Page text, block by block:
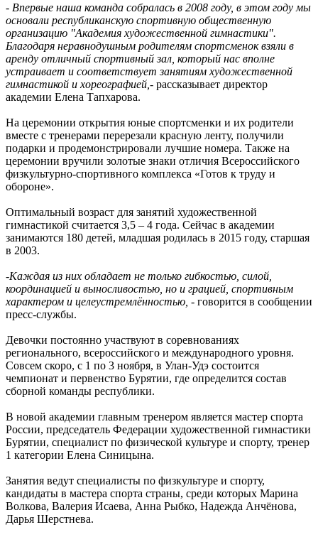
- Впервые наша команда собралась в 2008 году, в этом году мы
основали республиканскую спортивную общественную
организацию "Академия художественной гимнастики".
Благодаря неравнодушным родителям спортсменок взяли в
аренду отличный спортивный зал, который нас вполне
устраивает и соответствует занятиям художественной
гимнастикой и хореографией,- рассказывает директор
академии Елена Тапхарова.
На церемонии открытия юные спортсменки и их родители
вместе с тренерами перерезали красную ленту, получили
подарки и продемонстрировали лучшие номера. Также на
церемонии вручили золотые знаки отличия Всероссийского
физкультурно-спортивного комплекса «Готов к труду и
обороне».
Оптимальный возраст для занятий художественной
гимнастикой считается 3,5 – 4 года. Сейчас в академии
занимаются 180 детей, младшая родилась в 2015 году, старшая
в 2003.
-Каждая из них обладает не только гибкостью, силой,
координацией и выносливостью, но и грацией, спортивным
характером и целеустремлённостью, - говорится в сообщении
пресс-службы.
Девочки постоянно участвуют в соревнованиях
регионального, всероссийского и международного уровня.
Совсем скоро, с 1 по 3 ноября, в Улан-Удэ состоится
чемпионат и первенство Бурятии, где определится состав
сборной команды республики.
В новой академии главным тренером является мастер спорта
России, председатель Федерации художественной гимнастики
Бурятии, специалист по физической культуре и спорту, тренер
1 категории Елена Синицына.
Занятия ведут специалисты по физкультуре и спорту,
кандидаты в мастера спорта страны, среди которых Марина
Волкова, Валерия Исаева, Анна Рыбко, Надежда Анчёнова,
Дарья Шерстнева.